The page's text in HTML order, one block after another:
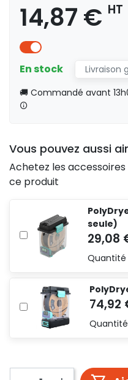
14,87 € HT
En stock
Livraison
🚚 Commandé avant
Vous pouvez aussi
Achetez les
ce produit
seule)
Quantité